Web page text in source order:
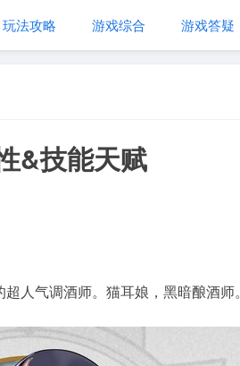
玩法攻略 游戏综合 游戏答疑
&技能天赋
人气调酒师。猫耳娘，黑暗酿酒师。